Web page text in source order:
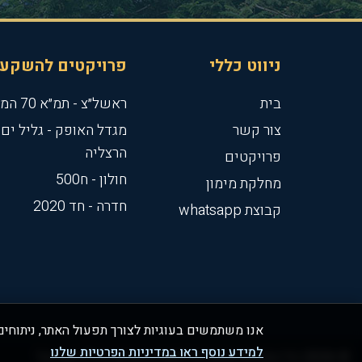
ניווט כללי
בית
צור קשר
פרויקטים
מחלקת מימון
קבוצת whatsapp
פרויקטים
ראשל״צ - תמ״א 70 המטרו
מגדל האופק - גליל
הרצליה
חולון - ח500
חדרה - חד 2020
אנו משתמשים בעוגיות לצורך תפעול האתר,
למידע נוסף ראו במדיניות הפרטיות שלנו